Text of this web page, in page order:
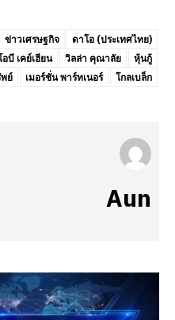
ข่าวเศรษฐกิจ
ดาโอ (ประเทศไทย)
อบี เคย์เฮียน วิลล่า คุณาลัย
หุ้นกู้
ย์
เมอร์ชั่น พาร์ทเนอร์ โกลเบล็ก
Aun